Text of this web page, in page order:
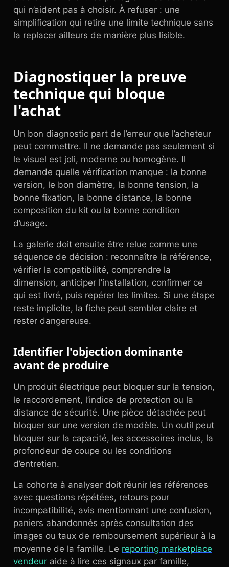
qui n’aident pas à choisir. À refuser : une
simplification qui retire une limite technique sans
la replacer ailleurs de manière plus lisible.
Diagnostiquer la preuve
technique qui bloque
l'achat
Un bon diagnostic part de l’erreur que l’acheteur
peut commettre. Il ne demande pas seulement si
le visuel est joli, moderne ou homogène. Il
demande quelle vérification manque : la bonne
version, le bon diamètre, la bonne tension, la
bonne fixation, la bonne distance, la bonne
composition du kit ou la bonne condition
d’usage.
La galerie doit ensuite être relue comme une
séquence de décision : reconnaître la référence,
vérifier la compatibilité, comprendre la
dimension, anticiper l’installation, confirmer ce
qui est livré, puis repérer les limites. Si une étape
reste implicite, la fiche peut sembler claire et
rester dangereuse.
Identifier l'objection dominante
avant de produire
Un produit électrique peut bloquer sur la tension,
le raccordement, l’indice de protection ou la
distance de sécurité. Une pièce détachée peut
bloquer sur une version de modèle. Un outil peut
bloquer sur la capacité, les accessoires inclus, la
profondeur de coupe ou les conditions
d’entretien.
La cohorte à analyser doit réunir les références
avec questions répétées, retours pour
incompatibilité, avis mentionnant une confusion,
paniers abandonnés après consultation des
images ou taux de remboursement supérieur à la
moyenne de la famille. Le reporting marketplace
vendeur aide à lire ces signaux par famille,